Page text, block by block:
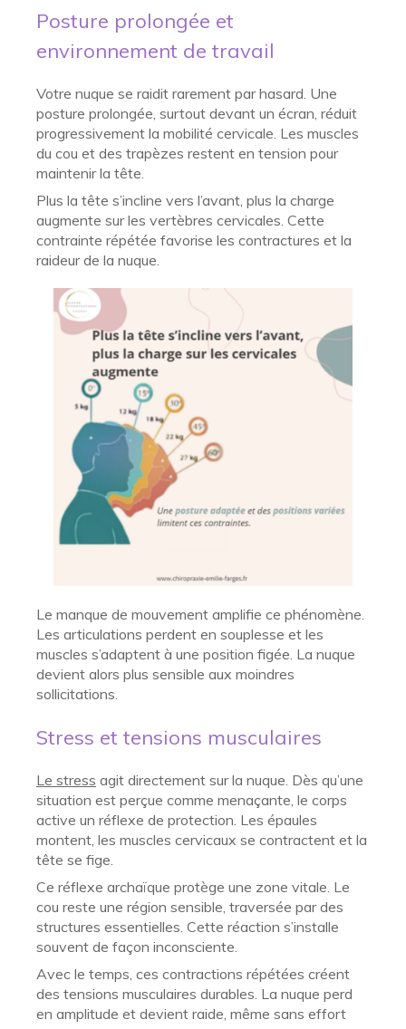
Posture prolongée et
environnement de travail
Votre nuque se raidit rarement par hasard. Une
posture prolongée, surtout devant un écran, réduit
progressivement la mobilité cervicale. Les muscles
du cou et des trapèzes restent en tension pour
maintenir la tête.
Plus la tête s’incline vers l’avant, plus la charge
augmente sur les vertèbres cervicales. Cette
contrainte répétée favorise les contractures et la
raideur de la nuque.
Le manque de mouvement amplifie ce phénomène.
Les articulations perdent en souplesse et les
muscles s’adaptent à une position figée. La nuque
devient alors plus sensible aux moindres
sollicitations.
Stress et tensions musculaires
Le stress agit directement sur la nuque. Dès qu’une
situation est perçue comme menaçante, le corps
active un réflexe de protection. Les épaules
montent, les muscles cervicaux se contractent et la
tête se fige.
Ce réflexe archaïque protège une zone vitale. Le
cou reste une région sensible, traversée par des
structures essentielles. Cette réaction s’installe
souvent de façon inconsciente.
Avec le temps, ces contractions répétées créent
des tensions musculaires durables. La nuque perd
en amplitude et devient raide, même sans effort